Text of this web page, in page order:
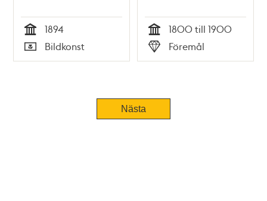
Tid
1894
Typ
Bildkonst Tid
1800 till 1900
Typ
Föremål
Nästa